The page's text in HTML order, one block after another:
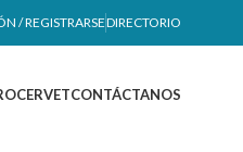
/ REGISTRARSEDIRECTORIO
CONTÁCTANOS